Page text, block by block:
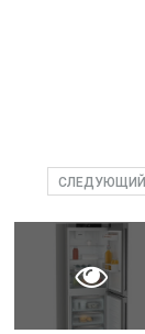
СЛЕДУЮЩИЙ